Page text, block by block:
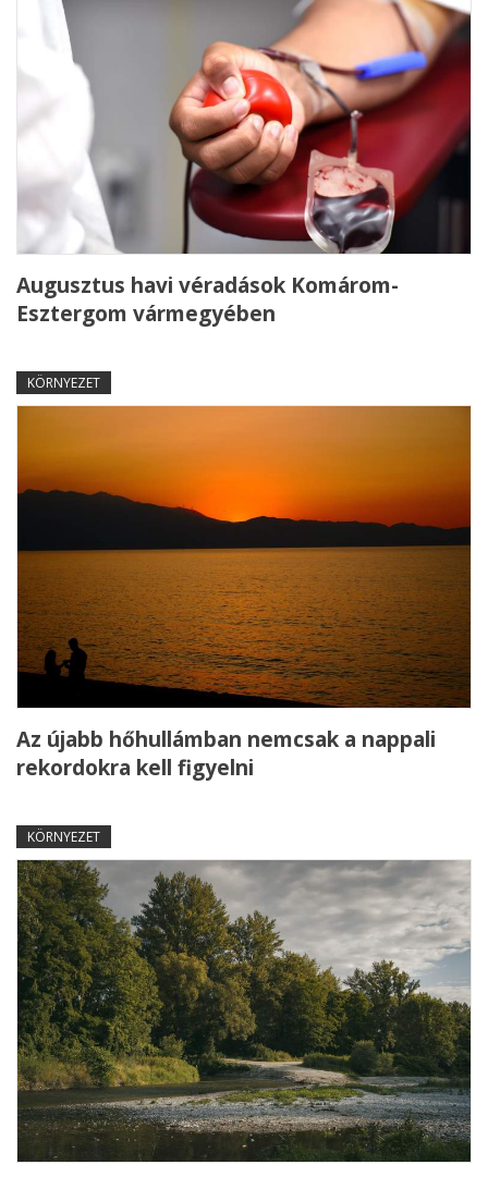
Augusztus havi véradások Komárom-
Esztergom vármegyében
KÖRNYEZET
Az újabb hőhullámban nemcsak a nappali
rekordokra kell figyelni
KÖRNYEZET